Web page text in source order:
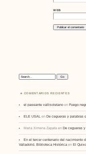
WEB
Search:
COMENTARIOS RECIENTES
el paseante vallisoletano enFuego
ELE USAL enDe cegueras y palabras
Maria Ximena Zapata enDe cegueras
En el tercer centenario del nacimiento
Valladolid. Biblioteca Histórica enEl